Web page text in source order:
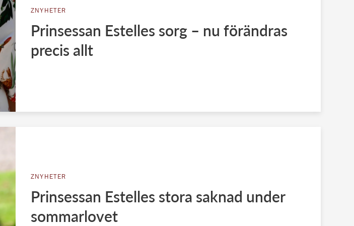
ZNYHETER
Prinsessan Estelles sorg – nu förändras
precis allt
ZNYHETER
Prinsessan Estelles stora saknad under
sommarlovet